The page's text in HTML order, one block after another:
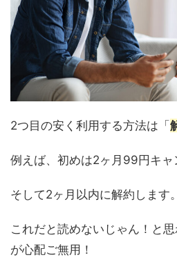
2つ目の安く利用する方法は「
例えば、初めは2ヶ月99円キャ
そして2ヶ月以内に解約します。
これだと読めないじゃん！と
が心配ご無用！